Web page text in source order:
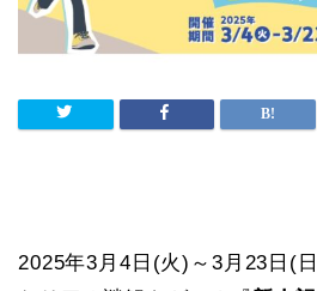
2025年3月4日(火)～3月23日(